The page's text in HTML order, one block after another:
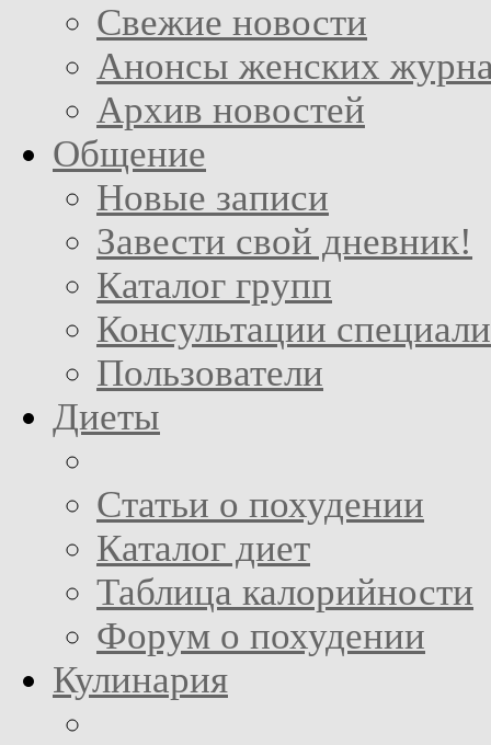
Свежие новости
Анонсы женских
Архив новостей
Общение
Новые записи
Завести свой дневник!
Каталог групп
Консультации
Пользователи
Диеты
Статьи о похудении
Каталог диет
Таблица калорийности
Форум о похудении
Кулинария